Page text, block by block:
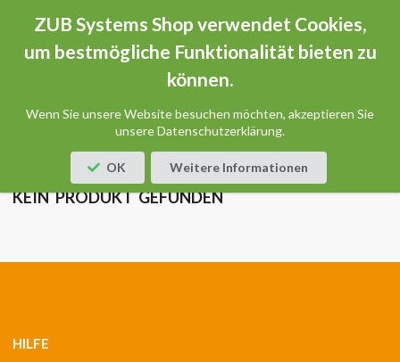
ZUB Systems Shop verwendet Cookies,
um bestmögliche Funktionalität bieten zu
können.
Wenn Sie unsere Website besuchen möchten, akzeptieren Sie
unsere Datenschutzerklärung.
OK Weitere Informationen
KEIN PRODUKT GEFUNDEN
HILFE